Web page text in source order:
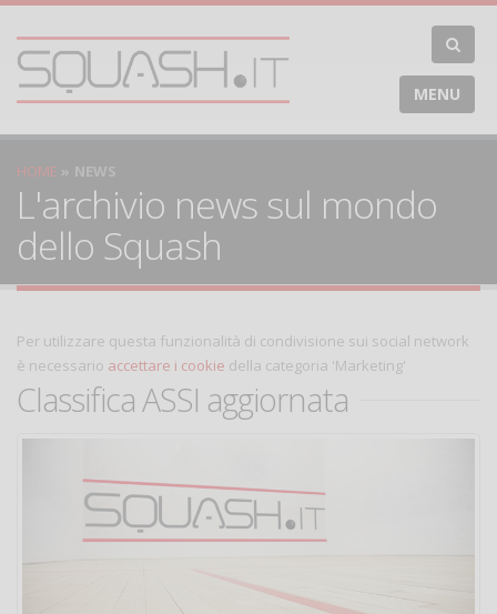
MENU
HOME NEWS
L'archivio news sul mondo
dello Squash
Per utilizzare questa funzionalità di condivisione sui social network
è necessario accettare i cookie della categoria 'Marketing'
Classifica ASSI aggiornata